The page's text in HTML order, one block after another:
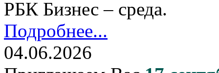
РБК Бизнес – среда.
Подробнее...
04.06.2026